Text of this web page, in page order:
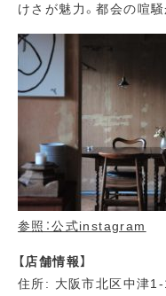
けさが魅力。都会の喧
参照：公式instagram
【店舗情報】
住所: 大阪市北区中津